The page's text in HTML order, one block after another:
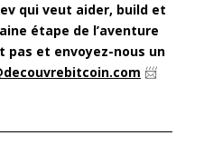
qui veut aider, build et
étape de l’aventure
pas et envoyez-nous un
📨